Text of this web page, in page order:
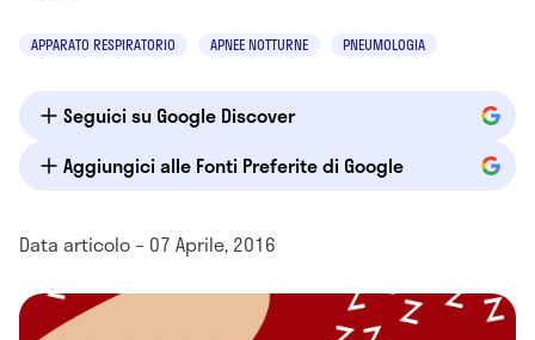
APPARATO RESPIRATORIO APNEE NOTTURNE PNEUMOLOGIA
Seguici su Google Discover
Aggiungici alle Fonti Preferite di Google
Data articolo – 07 Aprile, 2016